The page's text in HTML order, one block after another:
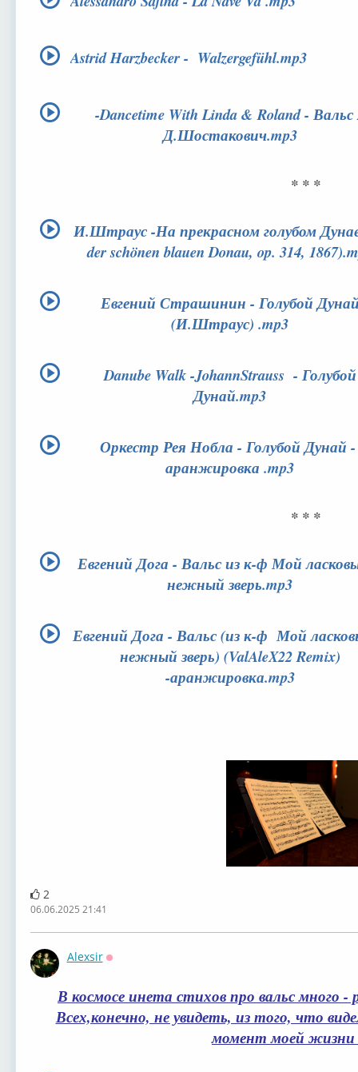
Astrid Harzbecker - Walzergefühl.mp3
-Dancetime With Linda & Roland - Вальс
Д.Шостакович.mp3
* * *
И.Штраус -На прекрасном голубом
der schönen blauen Donau, op. 314,
Евгений Страшинин - Голубой
(И.Штраус) .mp3
Danube Walk -JohannStrauss - Голубой
Дунай.mp3
Оркестр Рея Нобла - Голубой Дунай
аранжировка .mp3
* * *
Евгений Дога - Вальс из к-ф Мой
нежный зверь.mp3
Евгений Дога - Вальс (из к-ф Мой
нежный зверь) (ValAleX22 Remix)
-аранжировка.mp3
2
06.06.2025 21:41
Alexsir
В космосе инета стихов про вальс много
Всех,конечно, не увидеть, из того, что
момент моей